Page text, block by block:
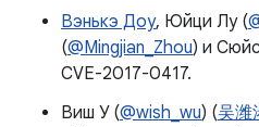
Вэнькэ Доу, Юйци Лу (
(@Mingjian_Zhou) и
CVE-2017-0417.
Виш У (@wish_wu) (吴潍